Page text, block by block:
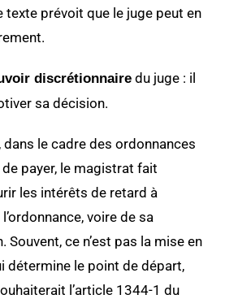
texte prévoit que le juge peut en
discrétionnaire du juge : il
sa décision.
dans le cadre des ordonnances
de payer, le magistrat fait
les intérêts de retard à
voire de sa
Souvent, ce n’est pas la mise en
détermine le point de départ,
l’article 1344-1 du